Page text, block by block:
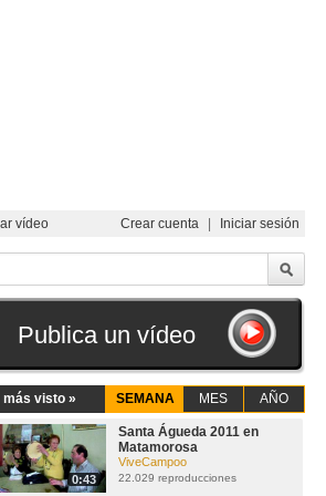
vídeo Crear cuenta Iniciar sesión
Publica un vídeo
más visto » SEMANA MES AÑO
0:43
Santa Águeda 2011 en
Matamorosa
ViveCampoo
22.029 reproducciones